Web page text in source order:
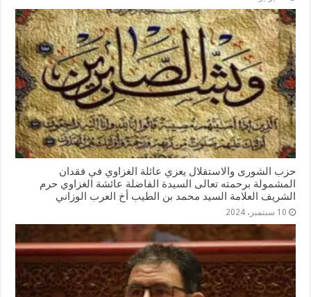
حزب الشورى والاستقلال يعزي عائلة الغزاوي في فقدان
المشمولة برحمته تعالى السيدة الفاضلة عائشة الغزاوي حرم
الشريف العلامة السيد محمد بن الطيب أخ العرب الوزاني
10 سبتمبر، 2024